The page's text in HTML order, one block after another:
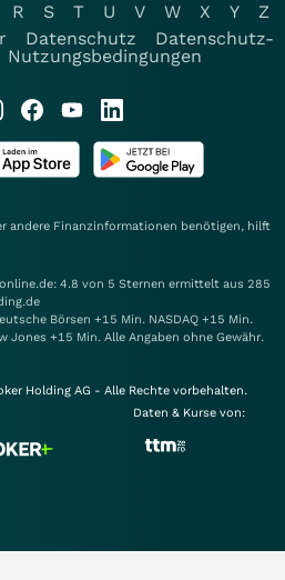
R S T U V W X Y
Z
Datenschutz
Datenschutz-
Nutzungsbedingungen
andere Finanzinformationen benötigen, hilft
4.8 von 5 Sternen ermittelt aus 285
Börsen +15 Min. NASDAQ +15 Min.
Jones +15 Min. Alle Angaben ohne Gewähr.
Holding AG - Alle Rechte vorbehalten.
Daten & Kurse von: